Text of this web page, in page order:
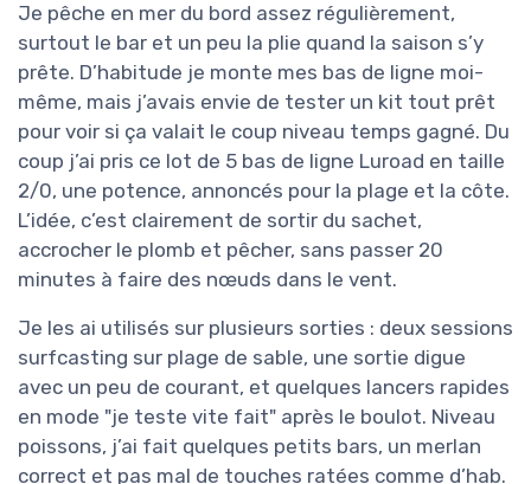
Je pêche en mer du bord assez régulièrement,
surtout le bar et un peu la plie quand la saison s’y
prête. D’habitude je monte mes bas de ligne moi-
même, mais j’avais envie de tester un kit tout prêt
pour voir si ça valait le coup niveau temps gagné. Du
coup j’ai pris ce lot de 5 bas de ligne Luroad en taille
2/0, une potence, annoncés pour la plage et la côte.
L’idée, c’est clairement de sortir du sachet,
accrocher le plomb et pêcher, sans passer 20
minutes à faire des nœuds dans le vent.
Je les ai utilisés sur plusieurs sorties : deux sessions
surfcasting sur plage de sable, une sortie digue
avec un peu de courant, et quelques lancers rapides
en mode "je teste vite fait" après le boulot. Niveau
poissons, j’ai fait quelques petits bars, un merlan
correct et pas mal de touches ratées comme d’hab.